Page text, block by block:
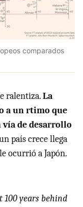
comparados
ralentiza.La
a un rtimo que
vía de desarrollo
país crece llega
ocurrió a Japón.
100 years behind